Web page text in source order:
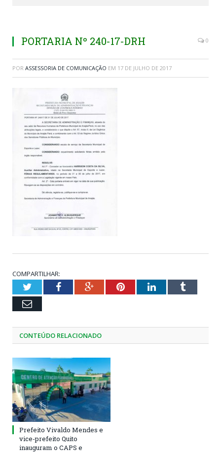
PORTARIA Nº 240-17-DRH 0
POR ASSESSORIA DE COMUNICAÇÃO EM 17 DE JULHO DE 2017
COMPARTILHAR:
TwitterFacebookGoogle+PinterestLinkedInTumblr
Email
CONTEÚDO RELACIONADO
Prefeito Vivaldo Mendes e
vice-prefeito Quito
inauguram o CAPS e